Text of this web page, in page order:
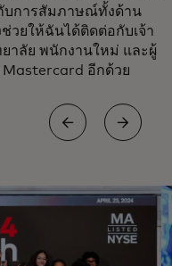
บการสัมภาษณ์ทั้งด้าน
วยให้ฉันได้ติดต่อกับเจ้า
าลัย พนักงานใหม่ และผู้
อีกด้วย